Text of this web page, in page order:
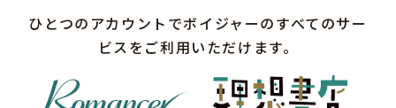
ひとつのアカウントでボイジャーのすべてのサー
ビスをご利用いただけます。